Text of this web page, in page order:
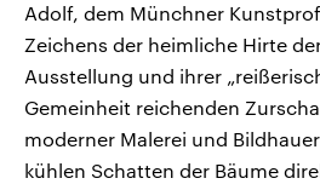
Adolf, dem Münchner
Zeichens der heimliche Hirte
Ausstellung und ihrer
Gemeinheit reichenden
moderner Malerei und
kühlen Schatten der Bäume